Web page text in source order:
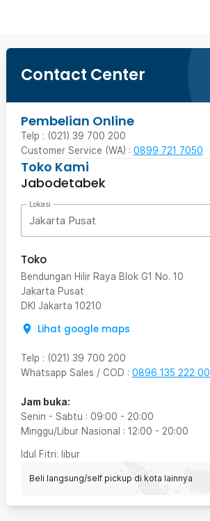
Contact Center
Pembelian Online
Telp : (021) 39 700 200
Customer Service (WA) : 0899 721 7050
Toko Kami
Jabodetabek
Lokasi
Jakarta Pusat
Toko
Bendungan Hilir Raya Blok G1 No. 10
Jakarta Pusat
DKI Jakarta 10210
Lihat google maps
Telp : (021) 39 700 200
Whatsapp Sales / COD : 0896 135 222 00
Jam buka:
Senin - Sabtu : 09:00 - 20:00
Minggu/Libur Nasional : 12:00 - 20:00
Idul Fitri: libur
Beli langsung/self pickup di kota lainnya